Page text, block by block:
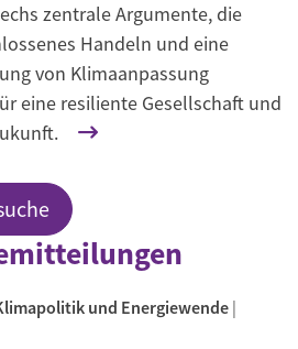
zentrale Argumente, die
Handeln und eine
von Klimaanpassung
eine resiliente Gesellschaft und
und Energiewende |